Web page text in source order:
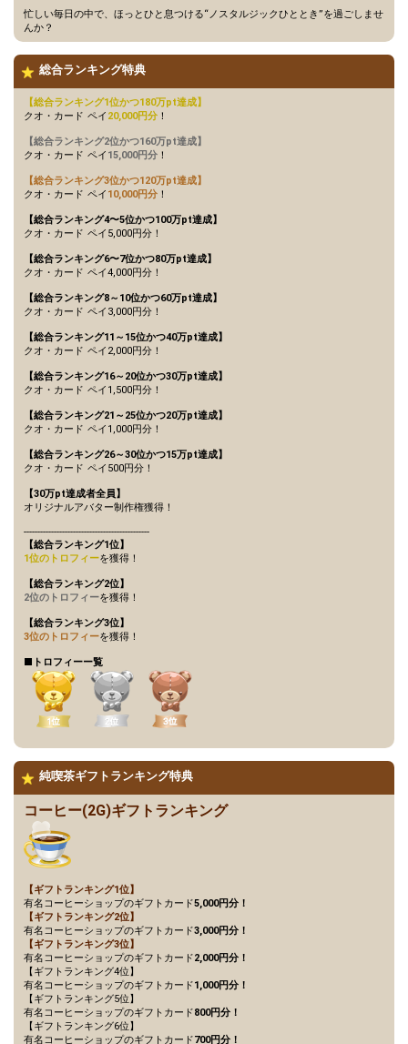
20 140000
配信をするかを決めて、宣言
21 150000
15万pt達成！総合ランキング
26〜30位特典獲得条件達成！
22 180000
今、壇上にいるリスナーさん
の名前を呼んでみよう！
23 200000
20万pt達成！総合ランキング
21〜25位特典獲得条件達成！
更に上位を目指そう！
24 220000
ルームプロフィールに書いて
ある文章を見直してみよう！
25 250000
自分にどのくらいギフトがギ
フティングされているか、ノ
ートにメモしておこう！
26 280000
プリンアラモードギフトをギ
フティングされた時のお礼を
考えてみよう！
27 300000
30万pt達成！総合ランキング
16〜20位特典獲得条件達成&
得！
28 330000
自分のルームでお決まりのや
り取りやパフォーマンスがあ
れば、披露してみよう！
29 350000
テロップ機能をつかって、イ
ベント貢献ランキング1位の
30 400000
11〜15位特典獲得条件達成！
31 500000
32 600000
33 800000
80万pt達成！総合ランキング
6〜7位特典獲得条件達成！更
に上位を目指そう！
純喫茶に合いそうなレトロな
35 1000000
100万pt達成！総合ランキン
グ4〜5位特典獲得条件達成！
更に上位を目指そう！
36
リスナーさんから愛されてい
37 1200000
に上位を目指そう！
38 1400000
このイベントが終わって自分
何が良い？
39 1600000
160万pt達成！総合ランキン
グ2位特典獲得条件達成！更
に上位を目指そう！
180万pt達成！総合ランキン
忙しい毎日の中で、ほっとひと息つける“ノスタルジックひととき”を過ごしませ
んか？
総合ランキング特典
【総合ランキング1位かつ180万pt達成】
クオ・カード ペイ 20,000円分 ！
【総合ランキング2位かつ160万pt達成】
クオ・カード ペイ 15,000円分 ！
【総合ランキング3位かつ120万pt達成】
クオ・カード ペイ 10,000円分 ！
【総合ランキング4〜5位かつ100万pt達成】
クオ・カード ペイ5,000円分！
【総合ランキング6〜7位かつ80万pt達成】
クオ・カード ペイ4,000円分！
【総合ランキング8～10位かつ60万pt達成】
クオ・カード ペイ3,000円分！
【総合ランキング11～15位かつ40万pt達成】
クオ・カード ペイ2,000円分！
【総合ランキング16～20位かつ30万pt達成】
クオ・カード ペイ1,500円分！
【総合ランキング21～25位かつ20万pt達成】
クオ・カード ペイ1,000円分！
【総合ランキング26～30位かつ15万pt達成】
クオ・カード ペイ500円分！
【30万pt達成者全員】
オリジナルアバター制作権獲得！
----------------------------------------------
【総合ランキング1位】
1位のトロフィーを獲得！
【総合ランキング2位】
2位のトロフィーを獲得！
【総合ランキング3位】
3位のトロフィーを獲得！
■トロフィーー覧
純喫茶ギフトランキング特典
コーヒー(2G)ギフトランキング
【ギフトランキング1位】
有名コーヒーショップのギフトカード5,000円分！
【ギフトランキング2位】
有名コーヒーショップのギフトカード3,000円分！
【ギフトランキング3位】
有名コーヒーショップのギフトカード2,000円分！
【ギフトランキング4位】
有名コーヒーショップのギフトカード1,000円分！
【ギフトランキング5位】
有名コーヒーショップのギフトカード800円分！
【ギフトランキング6位】
有名コーヒーショップのギフトカード700円分！